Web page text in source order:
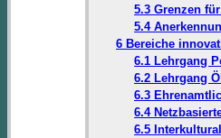
5.3 Grenzen
5.4
6 Bereiche
6.1 Lehrgang
6.2 Lehrgang
6.3
6.4
6.5